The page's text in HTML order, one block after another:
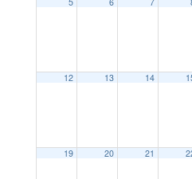
12 13 14
19 20 21